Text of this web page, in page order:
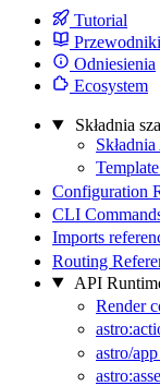
Tutorial
Odniesienia
Ecosystem
Składnia
Configuration
CLI
Imports
Routing
API
Render
astro/app